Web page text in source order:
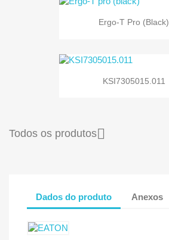
Ergo-T Pro (black)
KSI7305015.011
Todos os produtos
Dados do produto Anexos